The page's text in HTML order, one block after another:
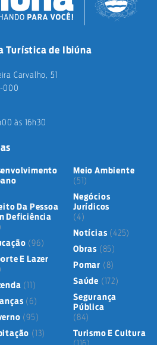
Turística de Ibiúna
Carvalho, 51
000
às 16h30
Da Pessoa
Deficiência
(96)
E Lazer
(11)
(6)
(95)
(13)
Meio Ambiente
(51)
Negócios
Jurídicos
(4)
Notícias (425)
Obras (85)
Pomar (8)
Saúde (172)
Segurança
Pública
(84)
Turismo E Cultura